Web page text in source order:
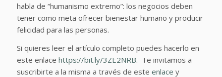
habla de “humanismo extremo”: los negocios deben
tener como meta ofrecer bienestar humano y producir
felicidad para las personas.
Si quieres leer el artículo completo puedes hacerlo en
este enlace https://bit.ly/3ZE2NRB. Te invitamos a
suscribirte a la misma a través de este enlace y